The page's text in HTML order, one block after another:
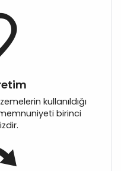
kullanıldığı
birinci